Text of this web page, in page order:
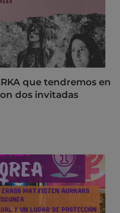
que tendremos en
dos invitadas